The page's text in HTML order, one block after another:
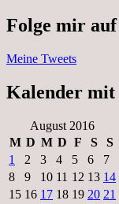
Folge mir
Meine Tweets
Kalender mit
August 2016
M D M D F S
S
1
2 3 4 5 6
7
8
9 10 11 12 13 14
15 16 17 18 19 20 21